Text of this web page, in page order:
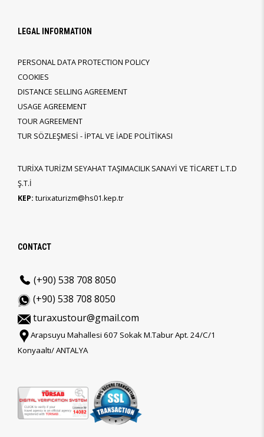
LEGAL INFORMATION
PERSONAL DATA PROTECTION POLICY
COOKIES
DISTANCE SELLING AGREEMENT
USAGE AGREEMENT
TOUR AGREEMENT
TUR SÖZLEŞMESİ - İPTAL VE İADE POLİTİKASI
TURİXA TURİZM SEYAHAT TAŞIMACILIK SANAYİ VE TİCARET L.T.D
Ş.T.İ
KEP: turixaturizm@hs01.kep.tr
CONTACT
(+90) 538 708 8050
(+90) 538 708 8050
turaxustour@gmail.com
Arapsuyu Mahallesi 607 Sokak M.Tabur Apt. 24/C/1
Konyaaltı/ ANTALYA